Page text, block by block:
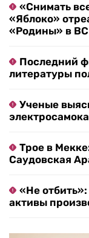
«Снимать
«Яблоко»
«Родины» в
Последний
литературы
Ученые
Трое в
Саудовская
«Не
активы